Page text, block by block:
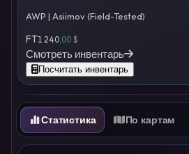
AWP | Asiimov (Field-Tested)
FT1 240 ,00 $
Смотреть инвентарь
Посчитать инвентарь
Статистика По картам